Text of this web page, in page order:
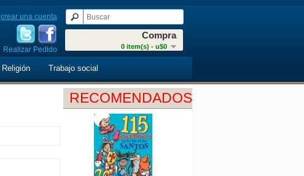
Compra
0 item(s) - u$0
crear una cuenta
Realizar Pedido
Religión Trabajo social
RECOMENDADOS